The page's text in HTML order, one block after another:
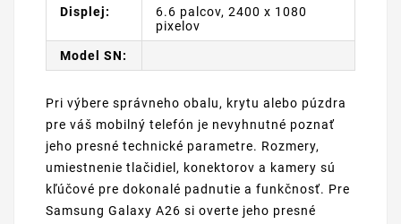
Displej:
6.6 palcov, 2400 x 1080
pixelov
Model SN:
Pri výbere správneho obalu, krytu alebo púzdra
pre váš mobilný telefón je nevyhnutné poznať
jeho presné technické parametre. Rozmery,
umiestnenie tlačidiel, konektorov a kamery sú
kľúčové pre dokonalé padnutie a funkčnosť. Pre
Samsung Galaxy A26 si overte jeho presné